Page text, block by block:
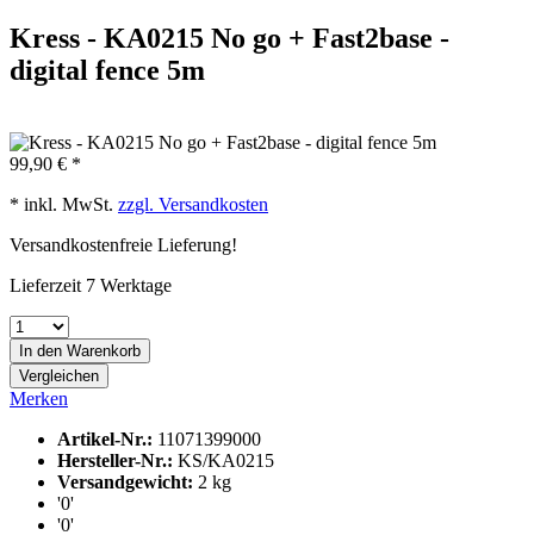
Kress - KA0215 No go + Fast2base -
digital fence 5m
99,90 € *
* inkl. MwSt. zzgl. Versandkosten
Versandkostenfreie Lieferung!
Lieferzeit 7 Werktage
In den Warenkorb
Vergleichen
Merken
Artikel-Nr.: 11071399000
Hersteller-Nr.: KS/KA0215
Versandgewicht: 2 kg
'0'
'0'